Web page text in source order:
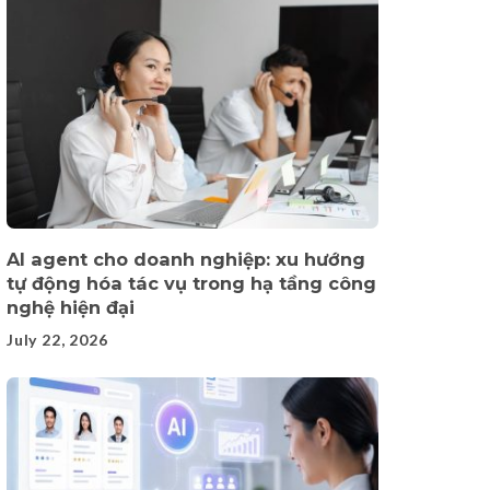
AI agent cho doanh nghiệp: xu hướng
tự động hóa tác vụ trong hạ tầng công
nghệ hiện đại
July 22, 2026